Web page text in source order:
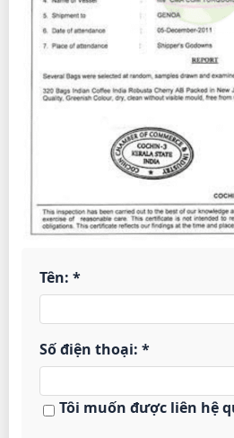
Tên: *
Số điện thoại: *
Tôi muốn được liên hệ